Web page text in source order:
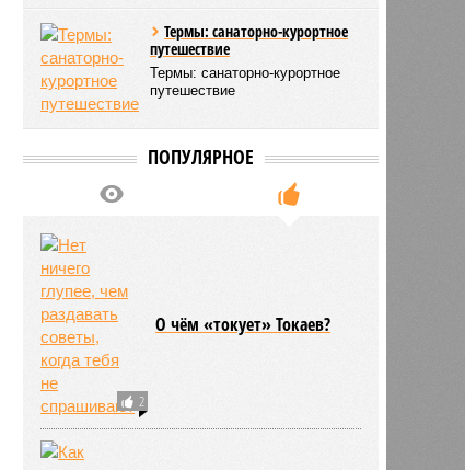
Термы: санаторно-курортное
путешествие
Термы: санаторно-курортное
путешествие
ПОПУЛЯРНОЕ
2
О чём «токует» Токаев?